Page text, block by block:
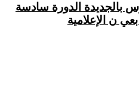
الدورة سادسة
ن الإعلامية